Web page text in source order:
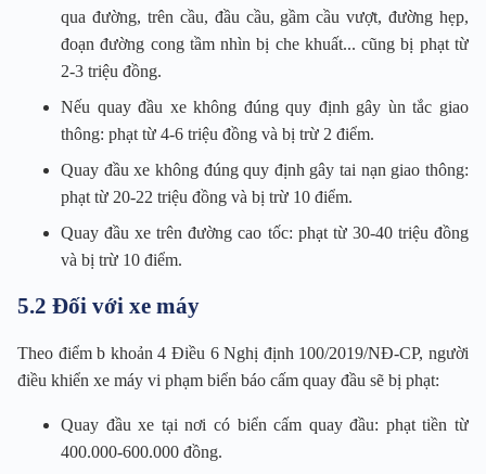
qua đường, trên cầu, đầu cầu, gầm cầu vượt, đường hẹp,
đoạn đường cong tầm nhìn bị che khuất... cũng bị phạt từ
2-3 triệu đồng.
Nếu quay đầu xe không đúng quy định gây ùn tắc giao
thông: phạt từ 4-6 triệu đồng và bị trừ 2 điểm.
Quay đầu xe không đúng quy định gây tai nạn giao thông:
phạt từ 20-22 triệu đồng và bị trừ 10 điểm.
Quay đầu xe trên đường cao tốc: phạt từ 30-40 triệu đồng
và bị trừ 10 điểm.
5.2 Đối với xe máy
Theo điểm b khoản 4 Điều 6 Nghị định 100/2019/NĐ-CP, người
điều khiển xe máy vi phạm biển báo cấm quay đầu sẽ bị phạt:
Quay đầu xe tại nơi có biển cấm quay đầu: phạt tiền từ
400.000-600.000 đồng.